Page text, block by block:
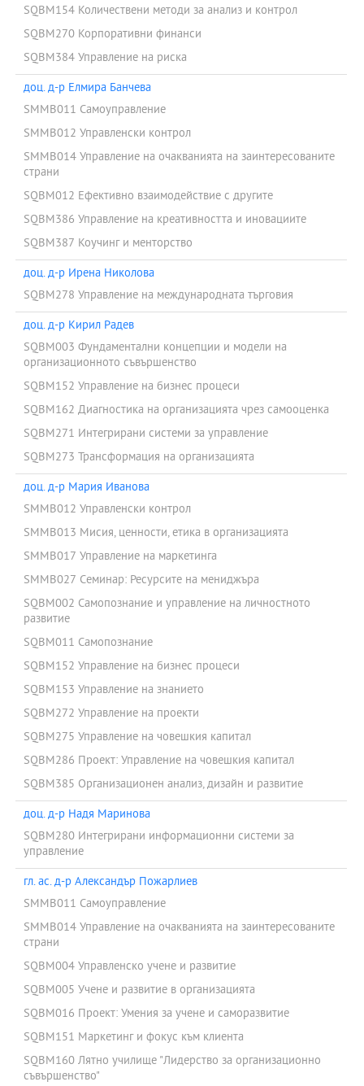
SQBM154 Количествени методи за анализ и контрол
SQBM270 Корпоративни финанси
SQBM384 Управление на риска
доц. д-р Елмира Банчева
SMMB011 Самоуправление
SMMB012 Управленски контрол
SMMB014 Управление на очакванията на заинтересованите
страни
SQBM012 Ефективно взаимодействие с другите
SQBM386 Управление на креативността и иновациите
SQBM387 Коучинг и менторство
доц. д-р Ирена Николова
SQBM278 Управление на международната търговия
доц. д-р Кирил Радев
SQBM003 Фундаментални концепции и модели на
организационното съвършенство
SQBM152 Управление на бизнес процеси
SQBM162 Диагностика на организацията чрез самооценка
SQBM271 Интегрирани системи за управление
SQBM273 Трансформация на организацията
доц. д-р Мария Иванова
SMMB012 Управленски контрол
SMMB013 Мисия, ценности, етика в организацията
SMMB017 Управление на маркетинга
SMMB027 Семинар: Ресурсите на мениджъра
SQBM002 Самопознание и управление на личностното
развитие
SQBM011 Самопознание
SQBM152 Управление на бизнес процеси
SQBM153 Управление на знанието
SQBM272 Управление на проекти
SQBM275 Управление на човешкия капитал
SQBM286 Проект: Управление на човешкия капитал
SQBM385 Организационен анализ, дизайн и развитие
доц. д-р Надя Маринова
SQBM280 Интегрирани информационни системи за
управление
гл. ас. д-р Александър Пожарлиев
SMMB011 Самоуправление
SMMB014 Управление на очакванията на заинтересованите
страни
SQBM004 Управленско учене и развитие
SQBM005 Учене и развитие в организацията
SQBM016 Проект: Умения за учене и саморазвитие
SQBM151 Маркетинг и фокус към клиента
SQBM160 Лятно училище "Лидерство за организационно
съвършенство"